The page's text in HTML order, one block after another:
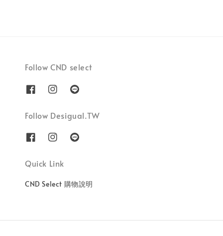
Follow CND select
Follow Desigual.TW
Quick Link
CND Select 購物說明